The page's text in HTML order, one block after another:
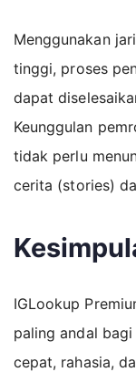
Menggunakan
tinggi, proses
dapat
Keunggulan
tidak perlu
cerita (stories)
IGLookup
paling andal
cepat, rahasia,